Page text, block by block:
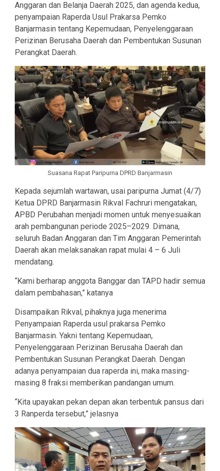
Anggaran dan Belanja Daerah 2025, dan agenda kedua,
penyampaian Raperda Usul Prakarsa Pemko
Banjarmasin tentang Kepemudaan, Penyelenggaraan
Perizinan Berusaha Daerah dan Pembentukan Susunan
Perangkat Daerah.
Suasana Rapat Paripurna DPRD Banjarmasin
Kepada sejumlah wartawan, usai paripurna Jumat (4/7)
Ketua DPRD Banjarmasin Rikval Fachruri mengatakan,
APBD Perubahan menjadi momen untuk menyesuaikan
arah pembangunan periode 2025–2029. Dimana,
seluruh Badan Anggaran dan Tim Anggaran Pemerintah
Daerah akan melaksanakan rapat mulai 4 – 6 Juli
mendatang.
“Kami berharap anggota Banggar dan TAPD hadir semua
dalam pembahasan,” katanya
Disampaikan Rikval, pihaknya juga menerima
Penyampaian Raperda usul prakarsa Pemko
Banjarmasin. Yakni tentang Kepemudaan,
Penyelenggaraan Perizinan Berusaha Daerah dan
Pembentukan Susunan Perangkat Daerah. Dengan
adanya penyampaian dua raperda ini, maka masing-
masing 8 fraksi memberikan pandangan umum.
“Kita upayakan pekan depan akan terbentuk pansus dari
3 Ranperda tersebut,” jelasnya